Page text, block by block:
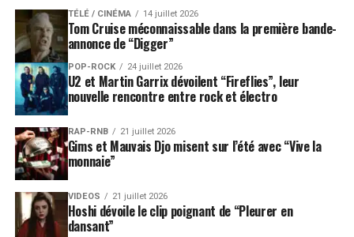
TÉLÉ / CINÉMA 14 juillet 2026
Tom Cruise méconnaissable dans la première bande-
annonce de “Digger”
POP-ROCK 24 juillet 2026
U2 et Martin Garrix dévoilent “Fireflies”, leur
nouvelle rencontre entre rock et électro
RAP-RNB 21 juillet 2026
Gims et Mauvais Djo misent sur l’été avec “Vive la
monnaie”
VIDEOS 21 juillet 2026
Hoshi dévoile le clip poignant de “Pleurer en
dansant”